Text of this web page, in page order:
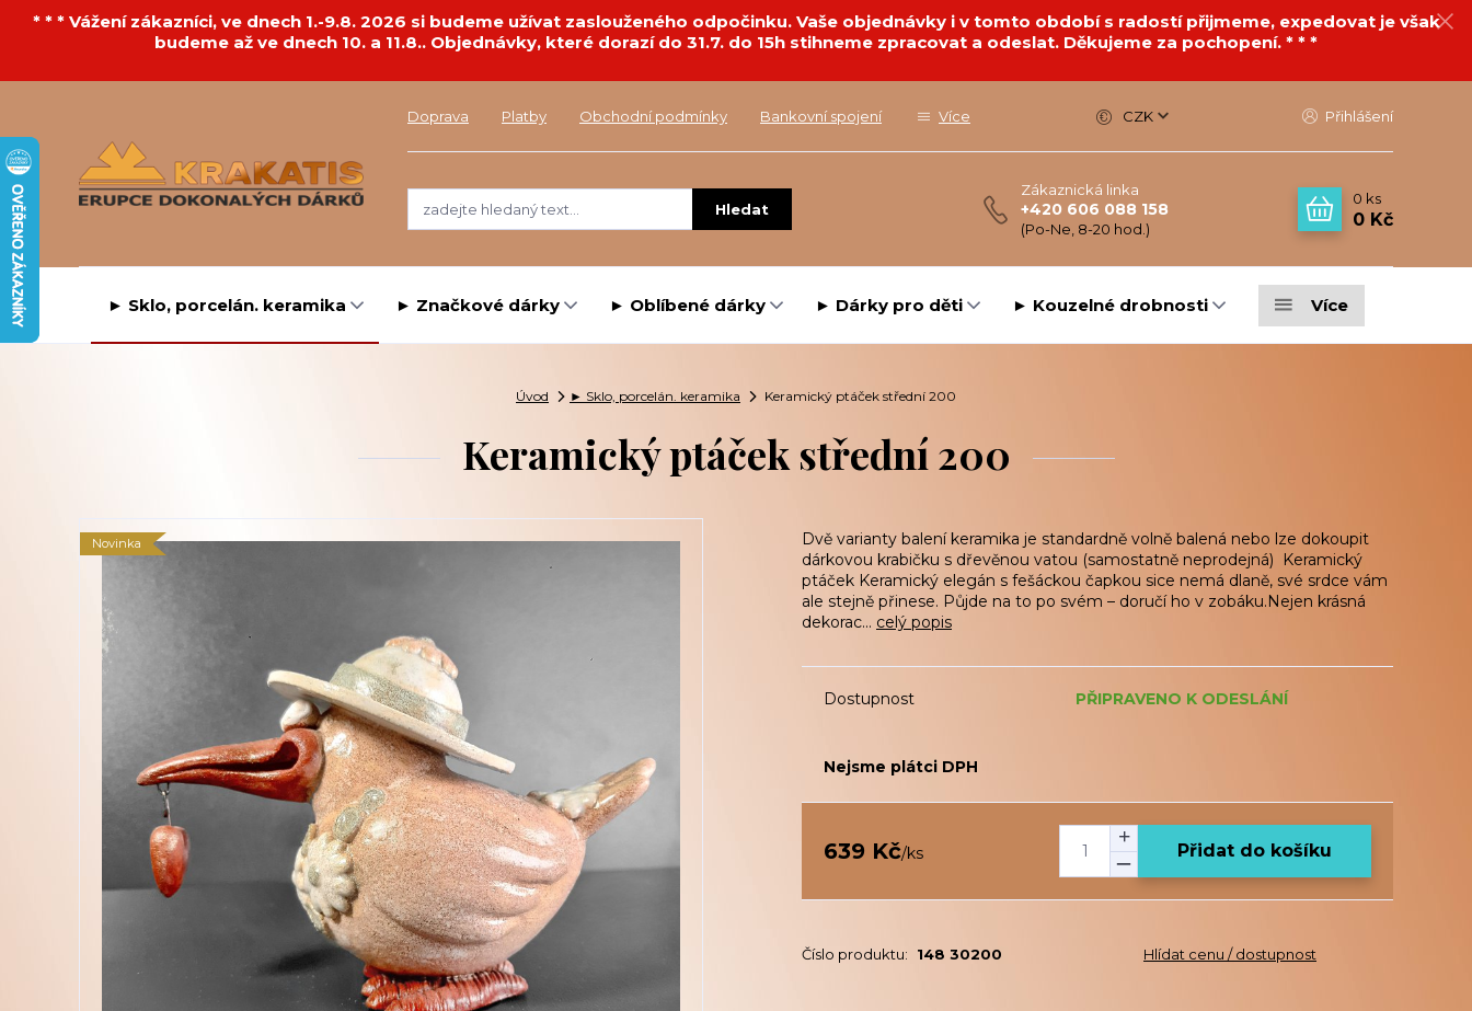
* * * Vážení zákazníci, ve dnech 1.-9.8. 2026 si budeme užívat zaslouženého odpočinku. Vaše objednávky i v tomto období s radostí přijmeme, expedovat je však
budeme až ve dnech 10. a 11.8.. Objednávky, které dorazí do 31.7. do 15h stihneme zpracovat a odeslat. Děkujeme za pochopení. * * *
Doprava Platby Obchodní podmínky Bankovní spojení Více CZK Přihlášení
Hledat
Zákaznická linka
+420 606 088 158
(Po-Ne, 8-20 hod.)
0 ks
0 Kč
► Sklo, porcelán. keramika ► Značkové dárky ► Oblíbené dárky ► Dárky pro děti ► Kouzelné drobnosti Více
Úvod ► Sklo, porcelán. keramika Keramický ptáček střední 200
Keramický ptáček střední 200
Novinka
Dvě varianty balení keramika je standardně volně balená nebo lze dokoupit
dárkovou krabičku s dřevěnou vatou (samostatně neprodejná) Keramický
ptáček Keramický elegán s fešáckou čapkou sice nemá dlaně, své srdce vám
ale stejně přinese. Půjde na to po svém – doručí ho v zobáku.Nejen krásná
dekorac... celý popis
Dostupnost PŘIPRAVENO K ODESLÁNÍ
Nejsme plátci DPH
639 Kč/ks Přidat do košíku
Číslo produktu: 148 30200 Hlídat cenu / dostupnost